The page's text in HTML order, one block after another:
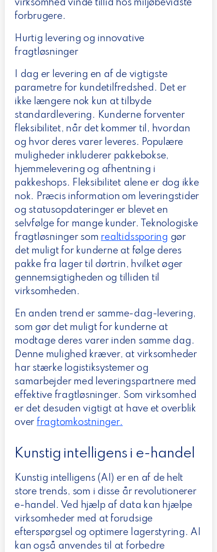
virksomhed vinde tillid hos miljøbevidste
forbrugere.
Hurtig levering og innovative
fragtløsninger
I dag er levering en af de vigtigste
parametre for kundetilfredshed. Det er
ikke længere nok kun at tilbyde
standardlevering. Kunderne forventer
fleksibilitet, når det kommer til, hvordan
og hvor deres varer leveres. Populære
muligheder inkluderer pakkebokse,
hjemmelevering og afhentning i
pakkeshops. Fleksibilitet alene er dog ikke
nok. Præcis information om leveringstider
og statusopdateringer er blevet en
selvfølge for mange kunder. Teknologiske
fragtløsninger som realtidssporing gør
det muligt for kunderne at følge deres
pakke fra lager til dørtrin, hvilket øger
gennemsigtigheden og tilliden til
virksomheden.
En anden trend er samme-dag-levering,
som gør det muligt for kunderne at
modtage deres varer inden samme dag.
Denne mulighed kræver, at virksomheder
har stærke logistiksystemer og
samarbejder med leveringspartnere med
effektive fragtløsninger. Som virksomhed
er det desuden vigtigt at have et overblik
over fragtomkostninger.
Kunstig intelligens i e-handel
Kunstig intelligens (AI) er en af de helt
store trends, som i disse år revolutionerer
e-handel. Ved hjælp af data kan hjælpe
virksomheder med at forudsige
efterspørgsel og optimere lagerstyring. AI
kan også anvendes til at forbedre